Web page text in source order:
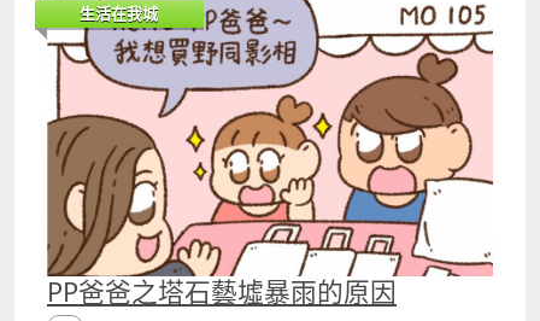
生活在我城
PP爸爸之塔石藝墟暴雨的原因